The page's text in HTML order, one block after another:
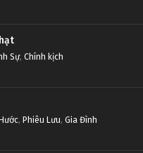
Sự, Chính kịch
, Phiêu Lưu, Gia Đình